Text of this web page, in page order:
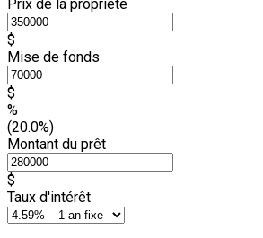
Prix de la propriété
$
Mise de fonds
$
%
(20.0%)
Montant du prêt
$
Taux d'intérêt